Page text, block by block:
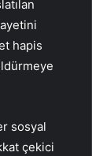
hapis
sosyal
çekici